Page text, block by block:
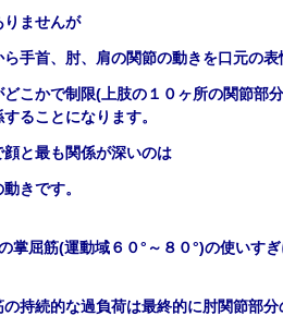
りませんが
手首、肘、肩の関節の動きを口元の
こかで制限( 上肢の１０ヶ所の関節部
ることになります。
と最も関係が深いのは
きです。
掌屈筋(運動域６０°～８０°)の使いす
持続的な過負荷は最終的に肘関節部